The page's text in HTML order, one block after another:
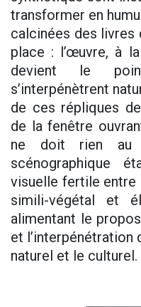
transformer en
calcinées des livres
place : l’œuvre, à
devient le
s’interpénètrent
de ces répliques
de la fenêtre
ne doit rien au
scénographique
visuelle fertile entre
simili-végétal et
alimentant le
et l’interpénétration
naturel et le culturel.